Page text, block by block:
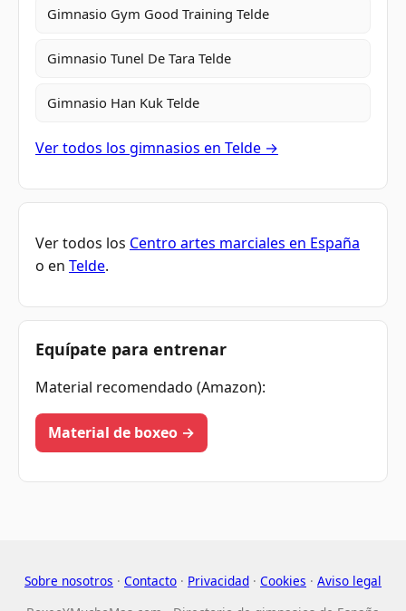
Gimnasio Gym Good Training Telde
Gimnasio Tunel De Tara Telde
Gimnasio Han Kuk Telde
Ver todos los gimnasios en Telde →
Ver todos los Centro artes marciales en España
o en Telde.
Equípate para entrenar
Material recomendado (Amazon):
Material de boxeo →
Sobre nosotros · Contacto · Privacidad · Cookies · Aviso legal